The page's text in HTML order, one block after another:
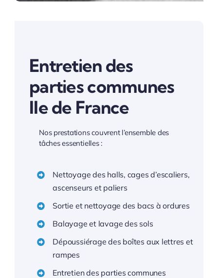
Entretien des
parties communes
Ile de France
Nos prestations couvrent l’ensemble des
tâches essentielles :
Nettoyage des halls, cages d’escaliers,
ascenseurs et paliers
Sortie et nettoyage des bacs à ordures
Balayage et lavage des sols
Dépoussiérage des boîtes aux lettres et
rampes
Entretien des parties communes